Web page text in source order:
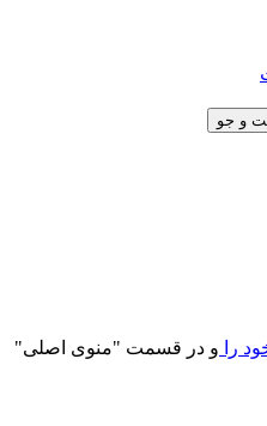
و جو
را و در قسمت "منوی اصلی"